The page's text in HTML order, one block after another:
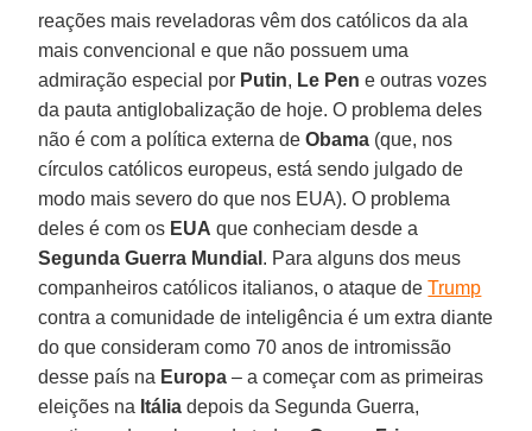
reações mais reveladoras vêm dos católicos da ala
mais convencional e que não possuem uma
admiração especial por Putin, Le Pen e outras vozes
da pauta antiglobalização de hoje. O problema deles
não é com a política externa deObama (que, nos
círculos católicos europeus, está sendo julgado de
modo mais severo do que nos EUA). O problema
deles é com os EUA que conheciam desde a
Segunda Guerra Mundial . Para alguns dos meus
companheiros católicos italianos, o ataque deTrump
contra a comunidade de inteligência é um extra diante
do que consideram como 70 anos de intromissão
desse país na Europa – a começar com as primeiras
eleições na Itália depois da Segunda Guerra,